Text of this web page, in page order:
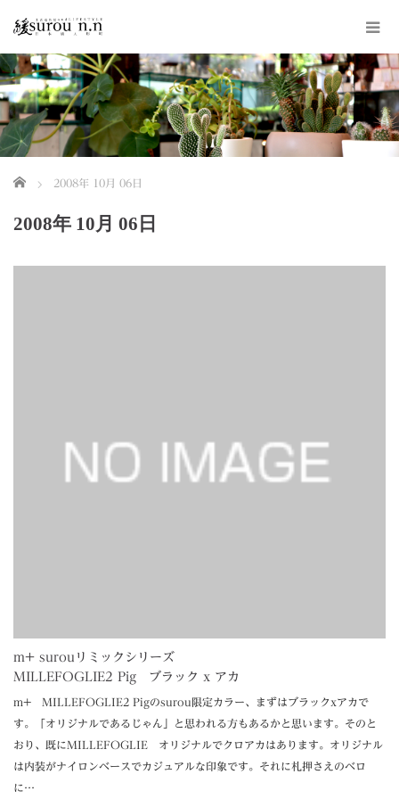
ホーム 2008年 10月 06日
2008年 10月 06日
m+ surouリミックシリーズ
MILLEFOGLIE2 Pig ブラック x アカ
m+ MILLEFOGLIE2 Pigのsurou限定カラー、まずはブラックxアカで
す。「オリジナルであるじゃん」と思われる方もあるかと思います。そのと
おり、既にMILLEFOGLIE オリジナルでクロアカはあります。オリジナル
は内装がナイロンベースでカジュアルな印象です。それに札押さえのベロ
に…